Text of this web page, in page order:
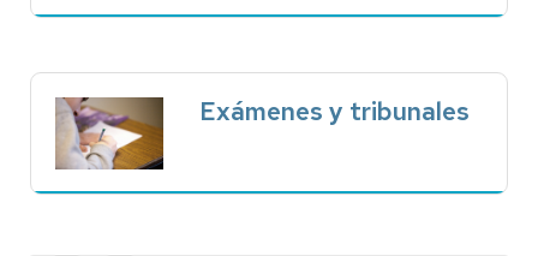
Exámenes y tribunales